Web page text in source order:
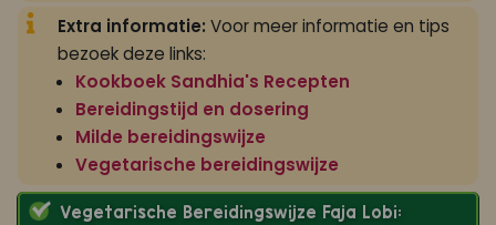
Extra informatie: Voor meer informatie en tips
bezoek deze links:
Kookboek Sandhia's Recepten
Bereidingstijd en dosering
Milde bereidingswijze
Vegetarische bereidingswijze
Vegetarische Bereidingswijze Faja Lobi: